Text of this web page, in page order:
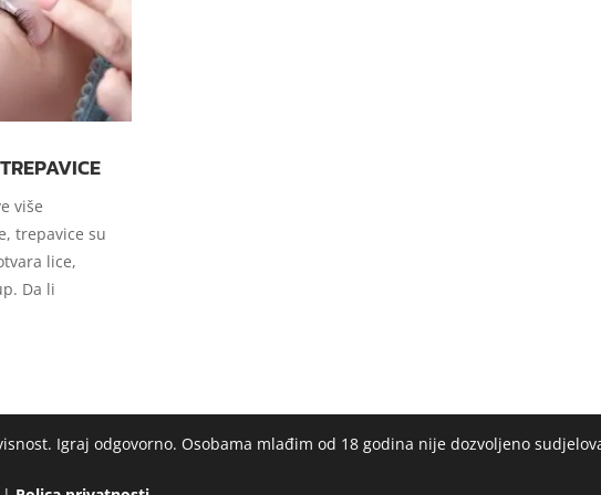
više
trepavice su
lice,
Da li
Igraj odgovorno. Osobama mlađim od 18 godina nije dozvoljeno